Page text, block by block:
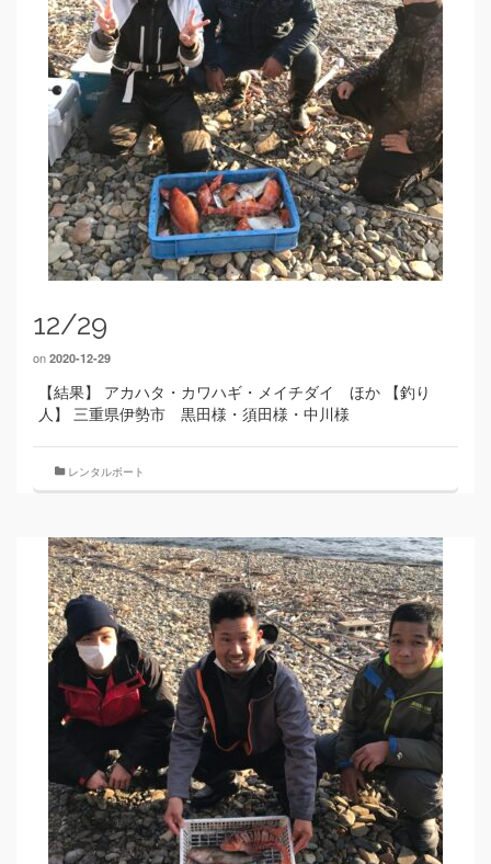
12/29
on 2020-12-29
【結果】 アカハタ・カワハギ・メイチダイ ほか 【釣り
人】 三重県伊勢市 黒田様・須田様・中川様
レンタルボート